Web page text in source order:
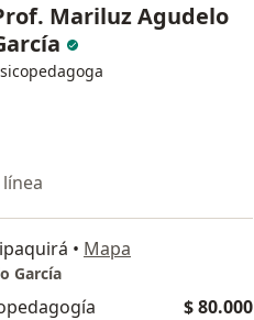
Mariluz Agudelo
línea
• Mapa
García
$ 80.000